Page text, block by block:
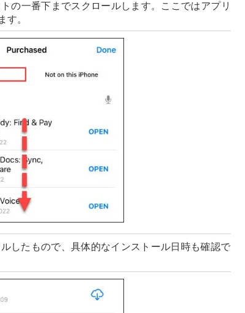
の一番下までスクロールします。ここではアプリ
す。
したもので、具体的なインストール日時も確認で